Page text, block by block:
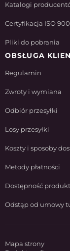
Katalogi
Certyfikacja ISO
Pliki do pobrania
OBSŁUGA
Regulamin
Zwroty i wymiana
Odbiór przesyłki
Losy przesyłki
Koszty i sposoby
Metody płatności
Dostępność
Odstąp od umowy
Mapa strony